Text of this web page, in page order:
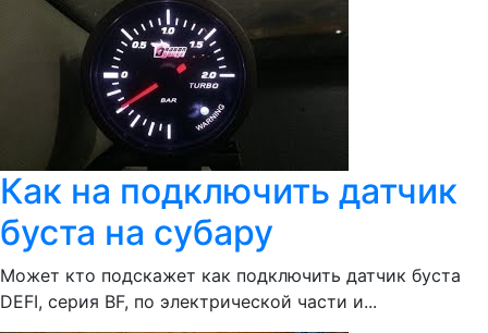
Как на подключить датчик
буста на субару
Может кто подскажет как подключить датчик буста
DEFI, серия BF, по электрической части и...